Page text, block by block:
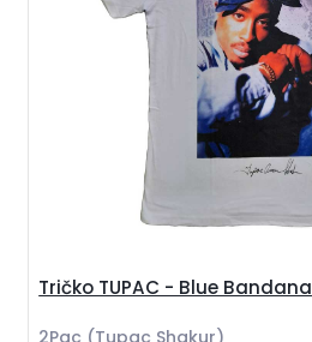
Tričko TUPAC - Blue Bandana